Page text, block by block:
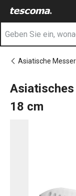
Sie befinden sich auf
Asiatische Messer
Asiatisches
18 cm